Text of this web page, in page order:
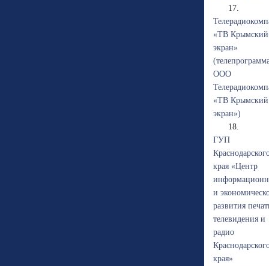
17.
«ТВ Крымский
экран»
ООО
«ТВ Крымский
экран»)
18.
ГУП
края «Центр
и
развития
телевидения и
радио
края»